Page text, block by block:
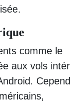
comme le
aux vols